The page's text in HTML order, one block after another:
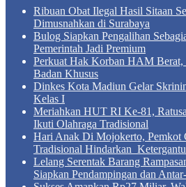
Ribuan Obat Ilegal Hasil Sitaan
Dimusnahkan di Surabaya
Bulog Siapkan Pengalihan
Pemerintah Jadi Premium
Perkuat Hak Korban HAM
Badan Khusus
Dinkes Kota Madiun Gelar
Kelas I
Meriahkan HUT RI Ke-81,
Ikuti Olahraga Tradisional
Hari Anak Di Mojokerto, Pemkot
Tradisional Hindarkan
Lelang Serentak Barang
Siapkan Pendampingan dan